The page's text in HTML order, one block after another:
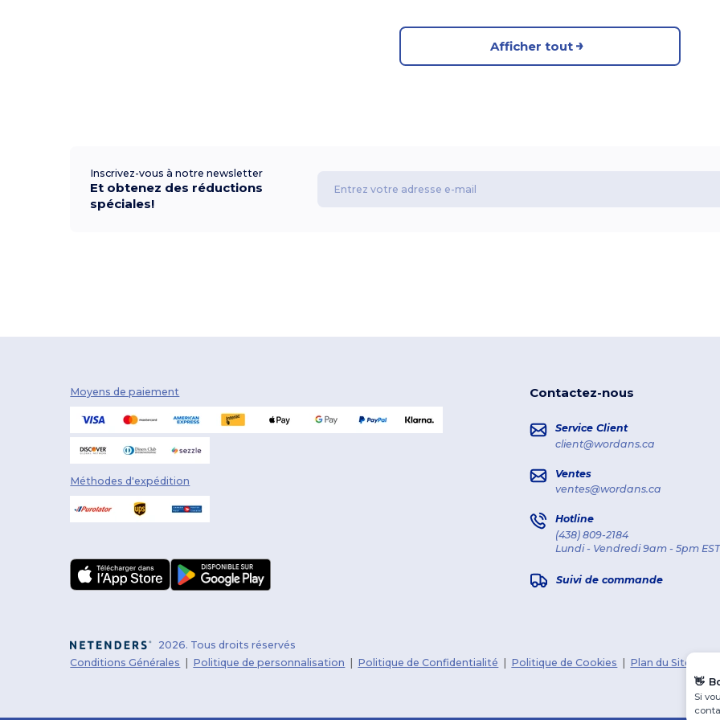
Afficher tout
Inscrivez-vous à notre newsletter
Et obtenez des réductions
spéciales!
Moyens de paiement
Méthodes d'expédition
Contactez-nous
Service Client
client@wordans.ca
Ventes
ventes@wordans.ca
Hotline
(438) 809-2184
Lundi - Vendredi 9am - 5pm EST
Suivi de commande
2026. Tous droits réservés
Conditions Générales | Politique de personnalisation | Politique de Confidentialité | Politique de Cookies | Plan du Site
👋
Si